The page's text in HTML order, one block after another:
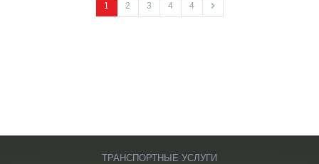
1 2 3 4 4
ТРАНСПОРТНЫЕ УСЛУГИ